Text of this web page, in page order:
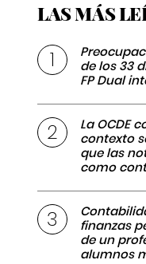
LAS MÁS
de los 33
FP Dual
La OCDE
contexto
que las
como
finanzas
de un
alumnos